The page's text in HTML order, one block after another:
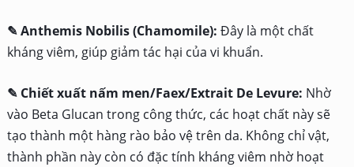
✎ Anthemis Nobilis (Chamomile): Đây là một chất
kháng viêm, giúp giảm tác hại của vi khuẩn.
✎ Chiết xuất nấm men/Faex/Extrait De Levure: Nhờ
vào Beta Glucan trong công thức, các hoạt chất này sẽ
tạo thành một hàng rào bảo vệ trên da. Không chỉ vật,
thành phần này còn có đặc tính kháng viêm nhờ hoạt